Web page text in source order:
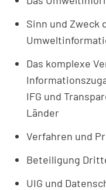
Sinn und Zweck
Das komplexe
IFG und
Länder
Verfahren und
Beteiligung
UIG und